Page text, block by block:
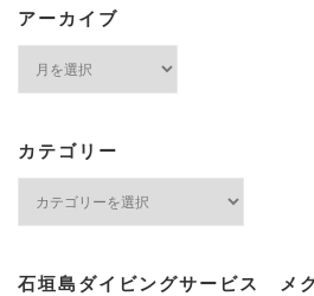
アーカイブ
ブ
カテゴリー
ー
石垣島ダイビングサービス メ